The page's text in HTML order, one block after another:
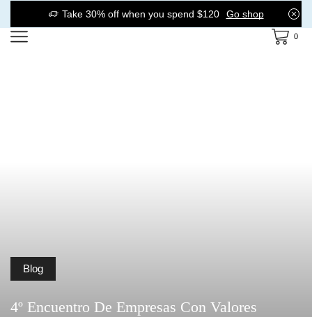
Take 30% off when you spend $120 Go shop
0
Blog
4º Encuentro De Empresas Con Valores